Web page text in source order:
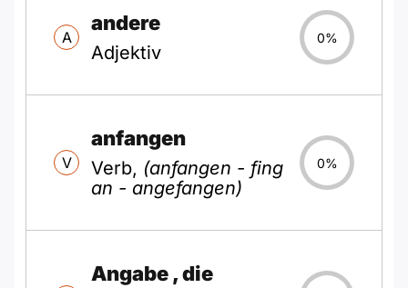
A
andere
Adjektiv
0%
V
anfangen
Verb, (anfangen - fing
an - angefangen)
0%
Angabe , die